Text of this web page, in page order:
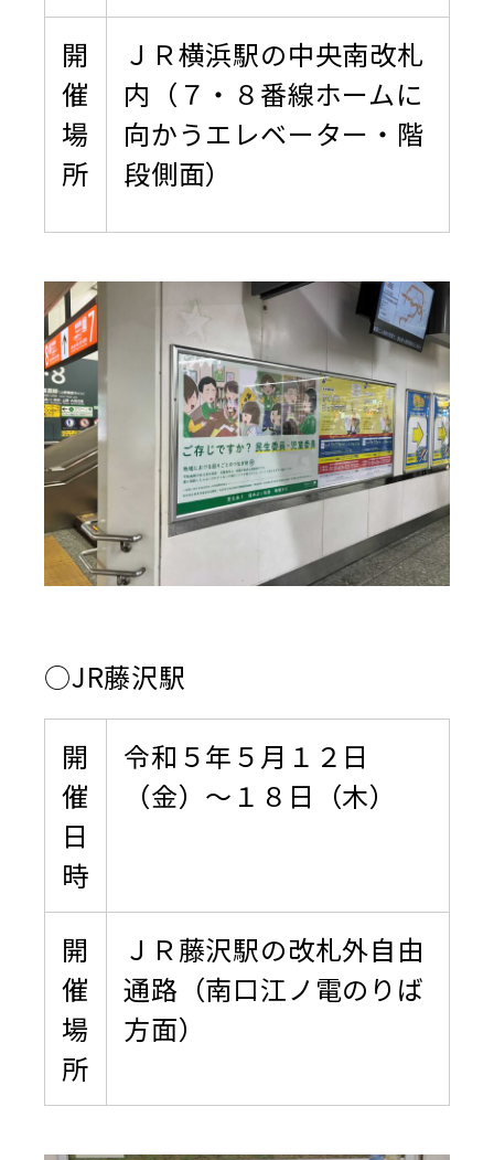
開
催
場
所
ＪＲ横浜駅の中央南改札
内（７・８番線ホームに
向かうエレベーター・階
段側面）
○JR藤沢駅
開
催
日
時
令和５年５月１２日
（金）～１８日（木）
開
催
場
所
ＪＲ藤沢駅の改札外自由
通路（南口江ノ電のりば
方面）